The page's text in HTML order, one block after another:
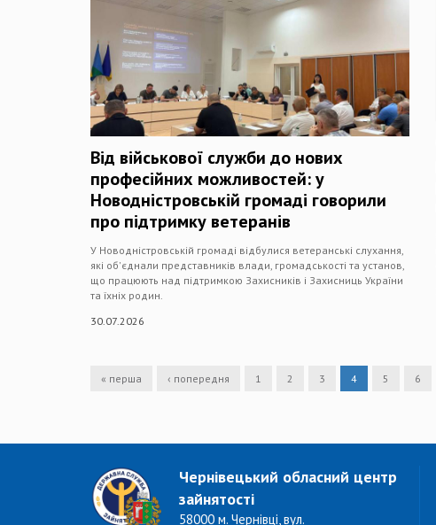
Від військової служби до нових
професійних можливостей: у
Новодністровській громаді говорили
про підтримку ветеранів
У Новодністровській громаді відбулися ветеранські слухання,
які об'єднали представників влади, громадськості та установ,
що працюють над підтримкою Захисників і Захисниць України
та їхніх родин.
30.07.2026
« перша ‹ попередня 1 2 3 4 5 6
Чернівецький обласний центр
зайнятості
58000 м. Чернівці, вул.